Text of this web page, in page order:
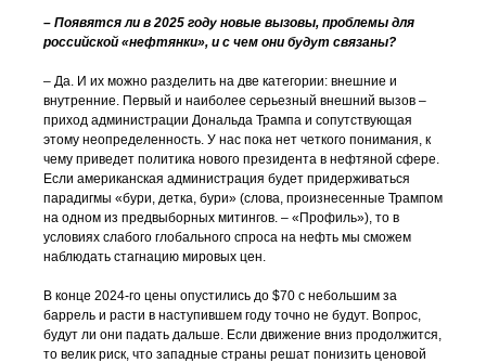
– Появятся ли в 2025 году новые вызовы, проблемы для
российской «нефтянки», и с чем они будут связаны?
– Да. И их можно разделить на две категории: внешние и
внутренние. Первый и наиболее серьезный внешний вызов –
приход администрации Дональда Трампа и сопутствующая
этому неопределенность. У нас пока нет четкого понимания, к
чему приведет политика нового президента в нефтяной сфере.
Если американская администрация будет придерживаться
парадигмы «бури, детка, бури» (слова, произнесенные Трампом
на одном из предвыборных митингов. – «Профиль»), то в
условиях слабого глобального спроса на нефть мы сможем
наблюдать стагнацию мировых цен.
В конце 2024-го цены опустились до $70 с небольшим за
баррель и расти в наступившем году точно не будут. Вопрос,
будут ли они падать дальше. Если движение вниз продолжится,
то велик риск, что западные страны решат понизить ценовой